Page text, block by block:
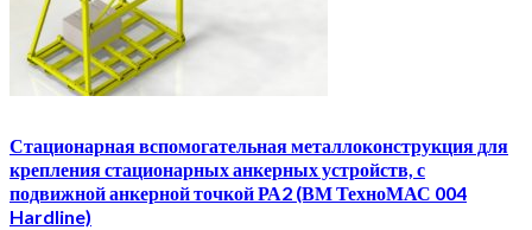
Стационарная вспомогательная металлоконструкция для
крепления стационарных анкерных устройств, с
подвижной анкерной точкой РА2 (ВМ ТехноМАС 004
Hardline)